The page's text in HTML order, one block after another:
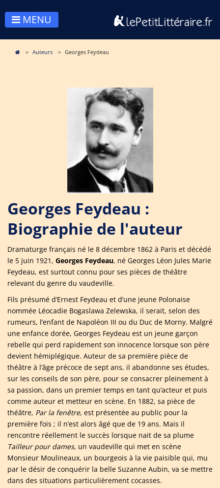
MENU
Auteurs Georges Feydeau
Georges Feydeau :
Biographie de l'auteur
Dramaturge français né le 8 décembre 1862 à Paris et décédé
le 5 juin 1921, Georges Feydeau, né Georges Léon Jules Marie
Feydeau, est surtout connu pour ses pièces de théâtre
relevant du genre du vaudeville.
Fils présumé d’Ernest Feydeau et d’une jeune Polonaise
nommée Léocadie Bogaslawa Zelewska, il serait, selon des
rumeurs, l’enfant de Napoléon III ou du Duc de Morny. Malgré
une enfance dorée, Georges Feydeau est un jeune garçon
rebelle qui perd rapidement son innocence lorsque son père
devient hémiplégique. Auteur de sa première pièce de
théâtre à l’âge précoce de sept ans, il abandonne ses études,
sur les conseils de son père, pour se consacrer pleinement à
sa passion, dans un premier temps en tant qu’acteur et puis
comme auteur et metteur en scène. En 1882, sa pièce de
théâtre, Par la fenêtre, est présentée au public pour la
première fois ; il n’est alors âgé que de 19 ans. Mais il
rencontre réellement le succès lorsque nait de sa plume
Tailleur pour dames, un vaudeville qui met en scène
Monsieur Moulineaux, un bourgeois à la vie paisible qui, mu
par le désir de conquérir la belle Suzanne Aubin, va se mettre
dans des situations particulièrement cocasses.